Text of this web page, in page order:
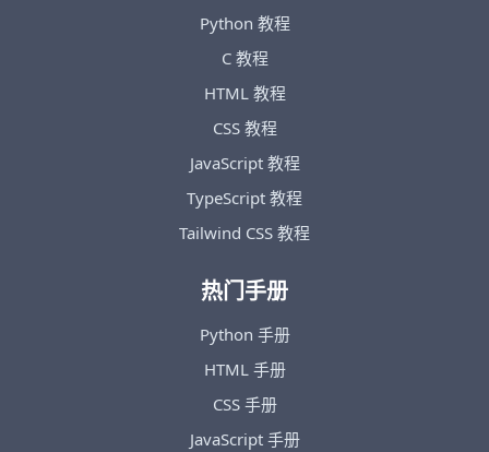
Python 教程
C 教程
HTML 教程
CSS 教程
JavaScript 教程
TypeScript 教程
Tailwind CSS 教程
热门手册
Python 手册
HTML 手册
CSS 手册
JavaScript 手册